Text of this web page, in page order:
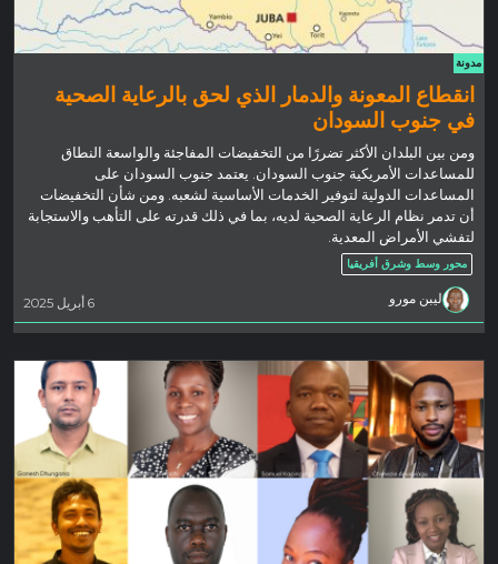
مدونة
انقطاع المعونة والدمار الذي لحق بالرعاية الصحية
في جنوب السودان
ومن بين البلدان الأكثر تضررًا من التخفيضات المفاجئة والواسعة النطاق
للمساعدات الأمريكية جنوب السودان. يعتمد جنوب السودان على
المساعدات الدولية لتوفير الخدمات الأساسية لشعبه. ومن شأن التخفيضات
أن تدمر نظام الرعاية الصحية لديه، بما في ذلك قدرته على التأهب والاستجابة
لتفشي الأمراض المعدية.
محور وسط وشرق أفريقيا
ليبن مورو 6 أبريل 2025